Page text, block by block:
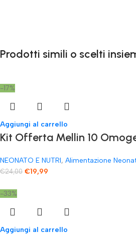
Prodotti simili o scelti
-17%
Aggiungi al carrello
Kit Offerta Mellin 10
NEONATO E NUTRI, Alimentazione
€24,00 €19,99
-33%
Aggiungi al carrello